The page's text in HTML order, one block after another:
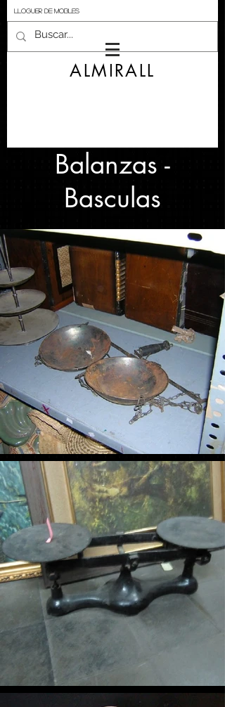
LLOGUER DE MOBLES
ALMIRALL
Balanzas -
Basculas